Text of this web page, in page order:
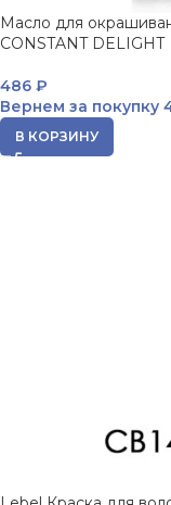
Масло для
CONSTANT DELIGHT
486 ₽
Вернем за покупку
В КОРЗИНУ